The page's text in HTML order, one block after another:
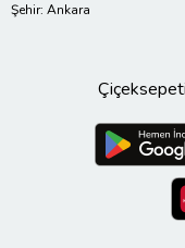
Şehir: Ankara